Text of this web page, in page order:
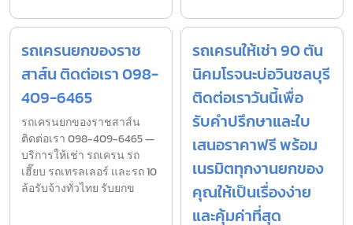
รถเครนยกของราช
สาส์น ติดต่อเรา 098-
409-6465
รถเครนยกของราชสาส์น
ติดต่อเรา 098-409-6465 —
บริการให้เช่า รถเครน รถ
เฮี๊ยบ รถเทรลเลอร์ และรถ 10
ล้อรับจ้างทั่วไทย รับยกข
รถเครนให้เช่า 90 ตัน
นิคมโรจนะบ่อวินชลบุรี
ติดต่อเราวันนี้เพื่อ
รับคำปรึกษาและใบ
เสนอราคาฟรี พร้อม
เนรมิตทุกงานยกของ
คุณให้เป็นเรื่องง่าย
และคุ้มค่าที่สุด